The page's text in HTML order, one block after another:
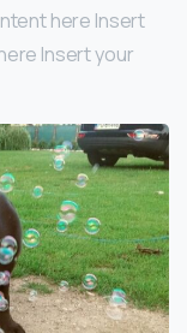
here Insert
Insert your